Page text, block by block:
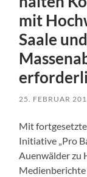
mit
Saale
25. FEBRUAR
Mit
Initiative „Pro
Auenwälder zu
Medienberichte